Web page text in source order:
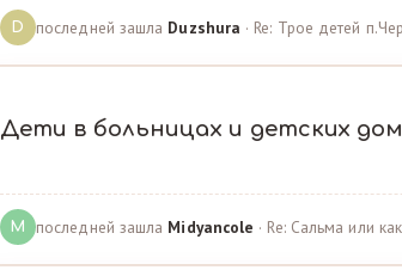
D последней зашла Duzshura · Re: Трое детей
Дети в больницах и детских
M последней зашла Midyancole · Re: Сальма или